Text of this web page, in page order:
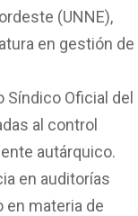
(UNNE),
en gestión de
Oficial del
al control
autárquico.
en auditorías
en materia de